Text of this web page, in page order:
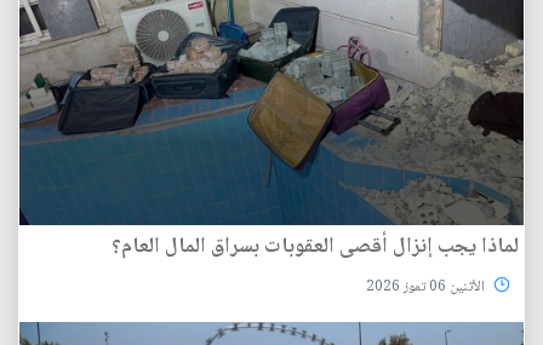
لماذا يجب إنزال أقصى العقوبات بسراق المال العام؟
الأثنين 06 تموز 2026